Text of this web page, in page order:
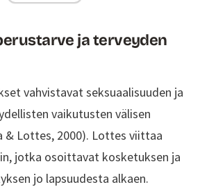
ja terveyden
vahvistavat seksuaalisuuden ja
vaikutusten välisen
& Lottes, 2000). Lottes viittaa
jotka osoittavat kosketuksen ja
jo lapsuudesta alkaen.